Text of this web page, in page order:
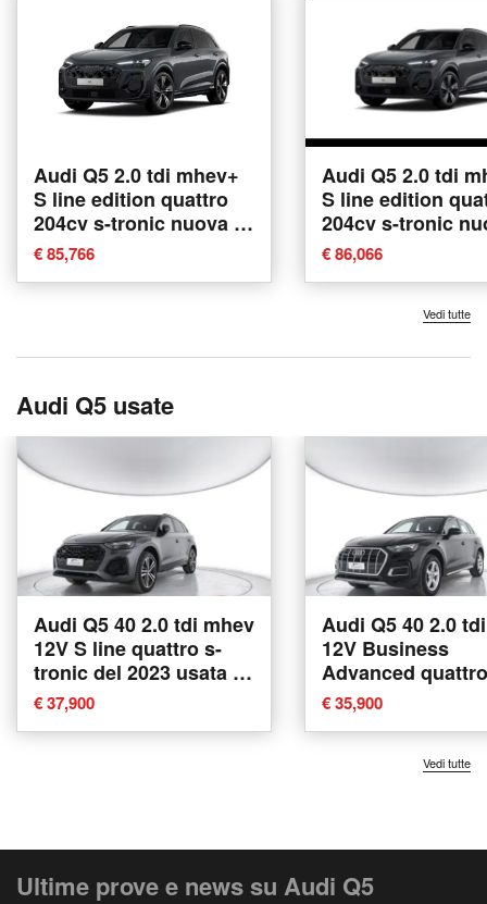
Audi Q5 2.0 tdi mhev+
S line edition quattro
204cv s-tronic nuova a
Conegliano
€ 85,766
Audi Q5 2.0 tdi
S line edition
204cv s-tronic
Conegliano
€ 86,066
Vedi tutte
Audi Q5 usate
Audi Q5 40 2.0 tdi mhev
12V S line quattro s-
tronic del 2023 usata a
Corciano
€ 37,900
Audi Q5 40 2.0
12V Business
Advanced
tronic del 2023
Corciano
€ 35,900
Vedi tutte
Ultime prove e news su Audi Q5